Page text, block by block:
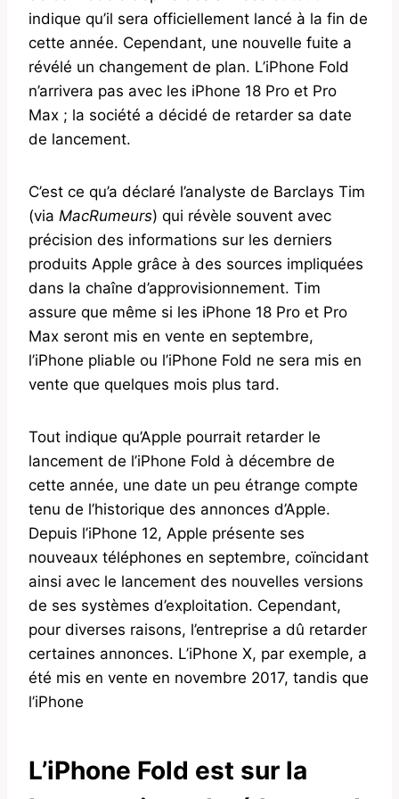
indique qu’il sera officiellement lancé à la fin de
cette année. Cependant, une nouvelle fuite a
révélé un changement de plan. L’iPhone Fold
n’arrivera pas avec les iPhone 18 Pro et Pro
Max ; la société a décidé de retarder sa date
de lancement.
C’est ce qu’a déclaré l’analyste de Barclays Tim
(via MacRumeurs) qui révèle souvent avec
précision des informations sur les derniers
produits Apple grâce à des sources impliquées
dans la chaîne d’approvisionnement. Tim
assure que même si les iPhone 18 Pro et Pro
Max seront mis en vente en septembre,
l’iPhone pliable ou l’iPhone Fold ne sera mis en
vente que quelques mois plus tard.
Tout indique qu’Apple pourrait retarder le
lancement de l’iPhone Fold à décembre de
cette année, une date un peu étrange compte
tenu de l’historique des annonces d’Apple.
Depuis l’iPhone 12, Apple présente ses
nouveaux téléphones en septembre, coïncidant
ainsi avec le lancement des nouvelles versions
de ses systèmes d’exploitation. Cependant,
pour diverses raisons, l’entreprise a dû retarder
certaines annonces. L’iPhone X, par exemple, a
été mis en vente en novembre 2017, tandis que
l’iPhone
L’iPhone Fold est sur la